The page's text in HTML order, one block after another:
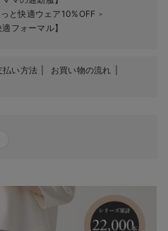
と快適ウェア10%OFF ＞
フォーマル】
払い方法
お買い物の流れ